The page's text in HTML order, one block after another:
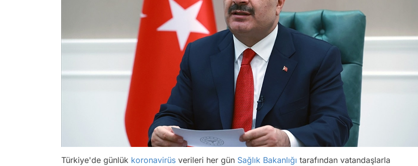
Türkiye'de günlük koronavirüs verileri her gün Sağlık Bakanlığı tarafından vatandaşlarla